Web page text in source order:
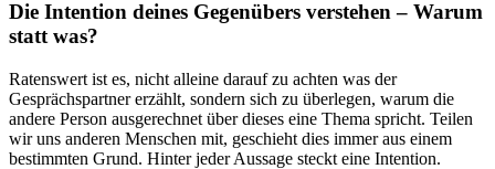
Die Intention deines Gegenübers verstehen – Warum
statt was?
Ratenswert ist es, nicht alleine darauf zu achten was der
Gesprächspartner erzählt, sondern sich zu überlegen, warum die
andere Person ausgerechnet über dieses eine Thema spricht. Teilen
wir uns anderen Menschen mit, geschieht dies immer aus einem
bestimmten Grund. Hinter jeder Aussage steckt eine Intention.